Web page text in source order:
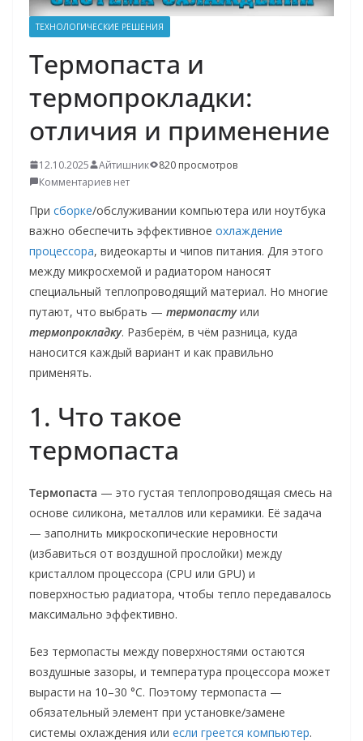
ТЕХНОЛОГИЧЕСКИЕ РЕШЕНИЯ
Термопаста и
термопрокладки:
отличия и применение
12.10.2025 Айтишник
820 просмотров
Комментариев нет
При сборке/обслуживании компьютера или ноутбука
важно обеспечить эффективное охлаждение
процессора, видеокарты и чипов питания. Для этого
между микросхемой и радиатором наносят
специальный теплопроводящий материал. Но многие
путают, что выбрать — термопастуили
термопрокладку. Разберём, в чём разница, куда
наносится каждый вариант и как правильно
применять.
1. Что такое
термопаста
Термопаста — это густая теплопроводящая смесь на
основе силикона, металлов или керамики. Её задача
— заполнить микроскопические неровности
(избавиться от воздушной прослойки) между
кристаллом процессора (CPU или GPU) и
поверхностью радиатора, чтобы тепло передавалось
максимально эффективно.
Без термопасты между поверхностями остаются
воздушные зазоры, и температура процессора может
вырасти на 10–30 °C. Поэтому термопаста —
обязательный элемент при установке/замене
системы охлаждения или если греется компьютер.